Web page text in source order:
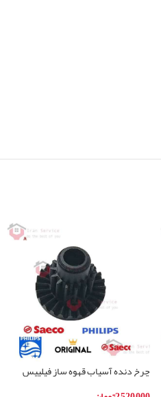
چرخ دنده آسیاب قهوه ساز فیلیپس